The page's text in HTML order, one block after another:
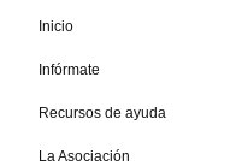
Inicio
Infórmate
Recursos de ayuda
La Asociación